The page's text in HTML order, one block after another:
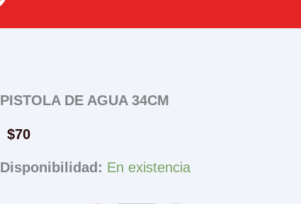
PISTOLA DE AGUA 34CM
$70
Disponibilidad: En existencia